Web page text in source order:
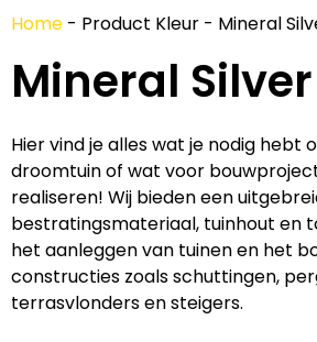
Home - Product Kleur - Mineral
Mineral Silver
Hier vind je alles wat je nodig hebt
droomtuin of wat voor
realiseren! Wij bieden een
bestratingsmateriaal, tuinhout en
het aanleggen van tuinen en het
constructies zoals schuttingen,
terrasvlonders en steigers.